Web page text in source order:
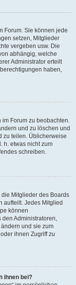
Forum. Sie können jede
setzen, Mitglieder
vergeben usw. Die
abhängig, welche
Administrator erteilt
haben,
im Forum zu beobachten.
und zu löschen und
zu teilen. Üblicherweise
h. etwas nicht zum
schreiben.
Mitglieder des Boards
aufteilt. Jedes Mitglied
können
den Administratoren,
und sie zum
ihnen Zugriff zu
ihnen bei?